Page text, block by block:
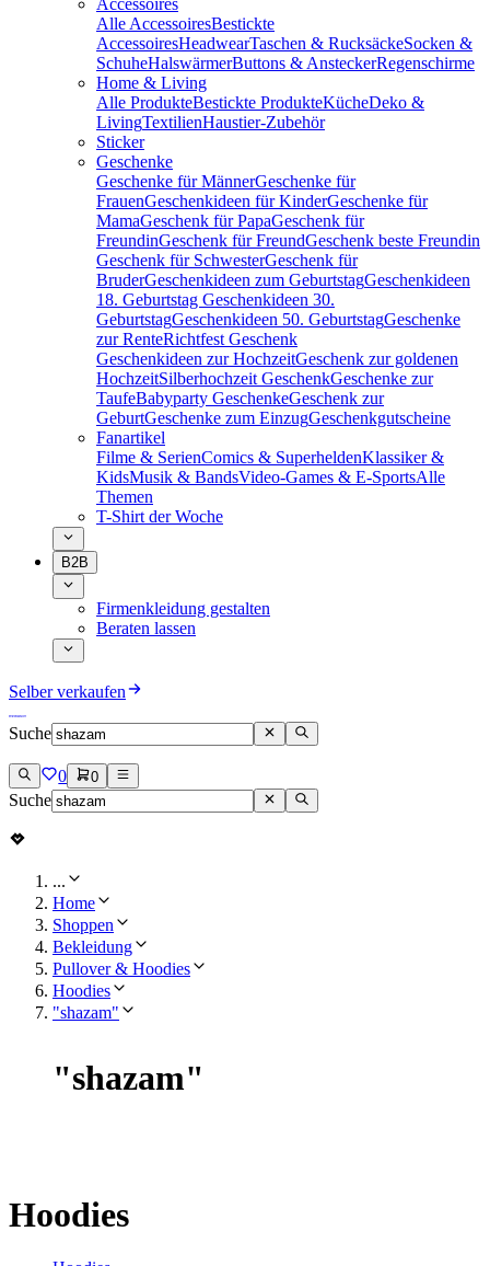
Accessoires
Alle AccessoiresBestickte
AccessoiresHeadwearTaschen & RucksäckeSocken &
SchuheHalswärmerButtons & AnsteckerRegenschirme
Home & Living
Alle ProdukteBestickte ProdukteKücheDeko &
LivingTextilienHaustier-Zubehör
Sticker
Geschenke
Geschenke für MännerGeschenke für
FrauenGeschenkideen für KinderGeschenke für
MamaGeschenk für PapaGeschenk für
FreundinGeschenk für FreundGeschenk beste Freundin
Geschenk für SchwesterGeschenk für
BruderGeschenkideen zum GeburtstagGeschenkideen
18. Geburtstag Geschenkideen 30.
GeburtstagGeschenkideen 50. GeburtstagGeschenke
zur RenteRichtfest Geschenk
Geschenkideen zur HochzeitGeschenk zur goldenen
HochzeitSilberhochzeit GeschenkGeschenke zur
TaufeBabyparty GeschenkeGeschenk zur
GeburtGeschenke zum EinzugGeschenkgutscheine
Fanartikel
Filme & SerienComics & SuperheldenKlassiker &
KidsMusik & BandsVideo-Games & E-SportsAlle
Themen
T-Shirt der Woche
B2B
Firmenkleidung gestalten
Beraten lassen
Selber verkaufen
Suche
0 0
Suche
...
Home
Shoppen
Bekleidung
Pullover & Hoodies
Hoodies
"shazam"
"shazam"
Hoodies